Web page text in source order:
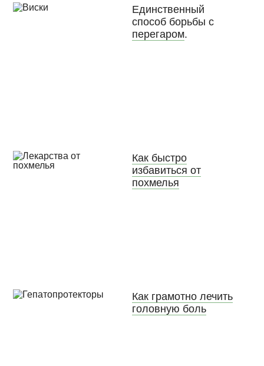
Единственный
способ борьбы с
перегаром.
Как быстро
избавиться от
похмелья
Как грамотно лечить
головную боль